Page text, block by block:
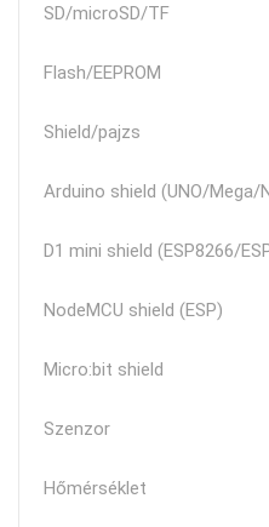
SD/microSD/TF
Flash/EEPROM
Shield/pajzs
Arduino shield (UNO/Mega/
D1 mini shield (ESP8266/
NodeMCU shield (ESP)
Micro:bit shield
Szenzor
Hőmérséklet